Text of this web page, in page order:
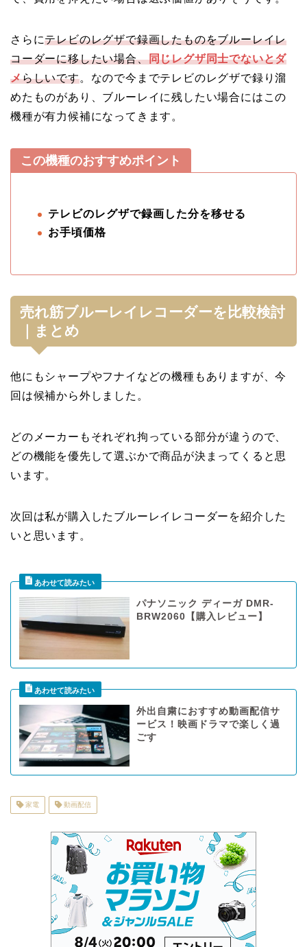
さらにテレビのレグザで録画したものをブルーレイレ
コーダーに移したい場合、同じレグザ同士でないとダ
メらしいです。なので今までテレビのレグザで録り溜
めたものがあり、ブルーレイに残したい場合にはこの
機種が有力候補になってきます。
この機種のおすすめポイント
テレビのレグザで録画した分を移せる
お手頃価格
売れ筋ブルーレイレコーダーを比較検討
｜まとめ
他にもシャープやフナイなどの機種もありますが、今
回は候補から外しました。
どのメーカーもそれぞれ拘っている部分が違うので、
どの機能を優先して選ぶかで商品が決まってくると思
います。
次回は私が購入したブルーレイレコーダーを紹介した
いと思います。
パナソニック ディーガ DMR-
BRW2060【購入レビュー】
外出自粛におすすめ動画配信サ
ービス！映画ドラマで楽しく過
ごす
家電 動画配信